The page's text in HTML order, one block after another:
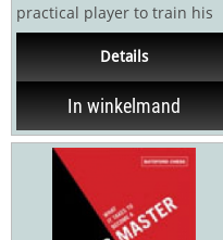
practical player to train his
or her ability, understand
when to rely...Details
In winkelmand